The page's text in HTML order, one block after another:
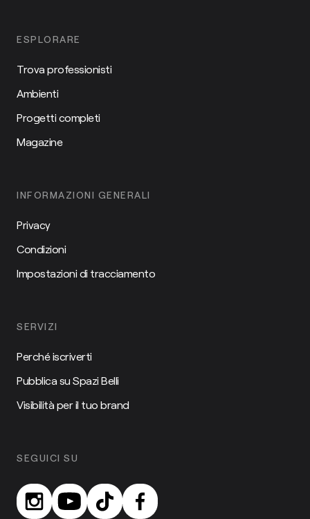
ESPLORARE
Trova professionisti
Ambienti
Progetti completi
Magazine
INFORMAZIONI GENERALI
Privacy
Condizioni
Impostazioni di tracciamento
SERVIZI
Perché iscriverti
Pubblica su Spazi Belli
Visibilità per il tuo brand
SEGUICI SU